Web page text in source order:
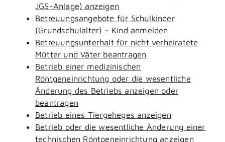
JGS-Anlage) anzeigen
Betreuungsangebote für Schulkinder
(Grundschulalter) - Kind anmelden
Betreuungsunterhalt für nicht verheiratete
Mütter und Väter beantragen
Betrieb einer medizinischen
Röntgeneinrichtung oder die wesentliche
Änderung des Betriebs anzeigen oder
beantragen
Betrieb eines Tiergeheges anzeigen
Betrieb oder die wesentliche Änderung einer
technischen Röntgeneinrichtung anzeigen